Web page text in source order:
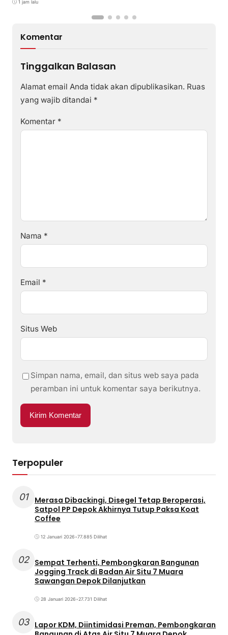
1 jam lalu
Komentar
Tinggalkan Balasan
Alamat email Anda tidak akan dipublikasikan. Ruas
yang wajib ditandai *
Komentar *
Nama *
Email *
Situs Web
Simpan nama, email, dan situs web saya pada
peramban ini untuk komentar saya berikutnya.
Terpopuler
01
Merasa Dibackingi, Disegel Tetap Beroperasi,
Satpol PP Depok Akhirnya Tutup Paksa Koat
Coffee
12 Januari 2026•77.885 Dilihat
02 Sempat Terhenti, Pembongkaran Bangunan
Jogging Track di Badan Air Situ 7 Muara
Sawangan Depok Dilanjutkan
28 Januari 2026•27.731 Dilihat
03 Lapor KDM, Diintimidasi Preman, Pembongkaran